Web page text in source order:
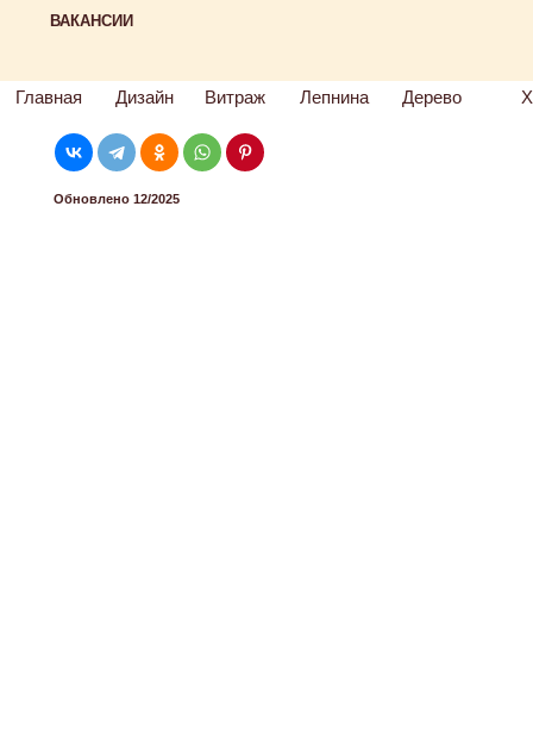
ВАКАНСИИ
Главная Дизайн Витраж Лепнина Дерево
Обновлено 12/2025